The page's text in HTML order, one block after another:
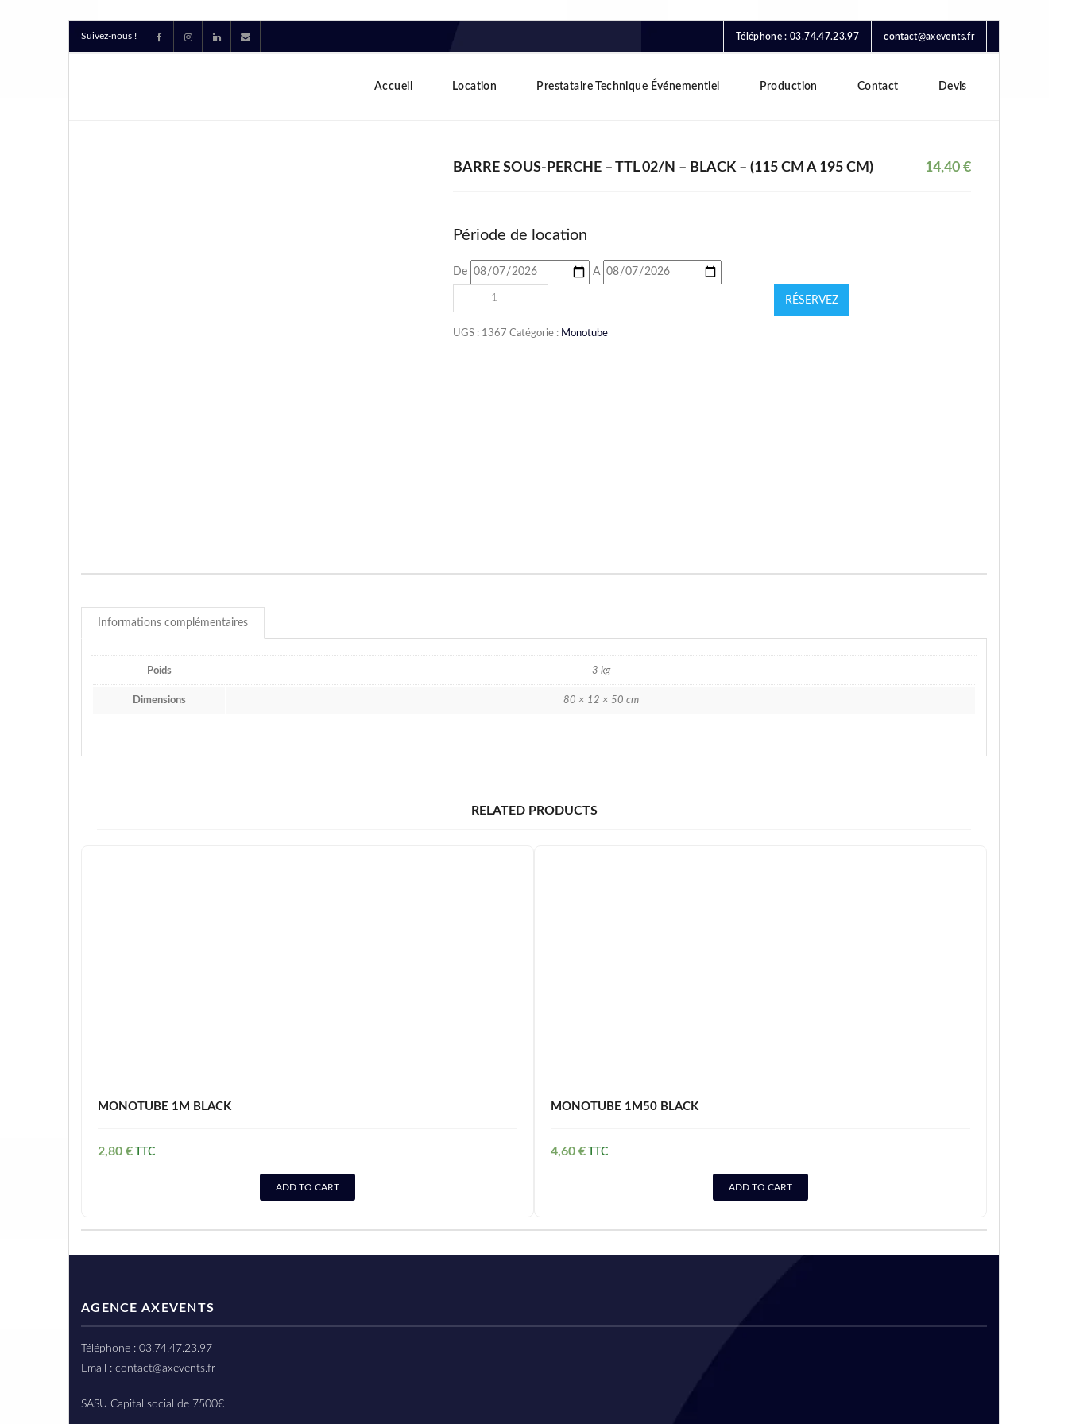
Suivez-nous ! Téléphone : 03.74.47.23.97 contact@axevents.fr
Accueil Location Prestataire Technique Événementiel Production Contact Devis
BARRE SOUS-PERCHE – TTL 02/N – BLACK – (115 CM À 195 CM) 14,40 €
Période de location
De A
RÉSERVEZ
UGS : 1367 Catégorie : Monotube
Informations complémentaires
Poids 3 kg
Dimensions 80 × 12 × 50 cm
RELATED PRODUCTS
MONOTUBE 1M BLACK
2,80 €
ADD TO CART
MONOTUBE 1M50 BLACK
4,60 €
ADD TO CART
AGENCE AXEVENTS
Téléphone : 03.74.47.23.97
Email : contact@axevents.fr
SASU Capital social de 7500€